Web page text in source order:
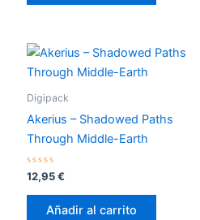
Digipack
Akerius – Shadowed Paths
Through Middle​-​Earth
Valorado
con
0
12,95€
Añadir al carrito